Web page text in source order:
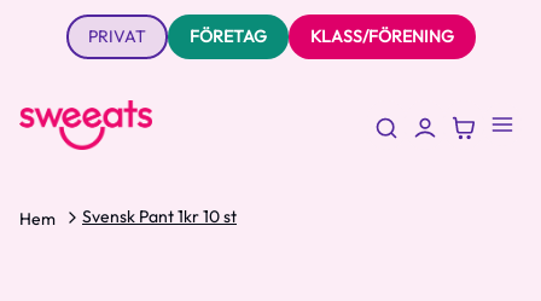
PRIVAT FÖRETAG KLASS/FÖRENING
Hem Svensk Pant 1kr 10 st